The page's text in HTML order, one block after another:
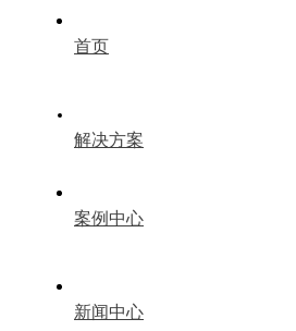
首页
解决方案
案例中心
新闻中心